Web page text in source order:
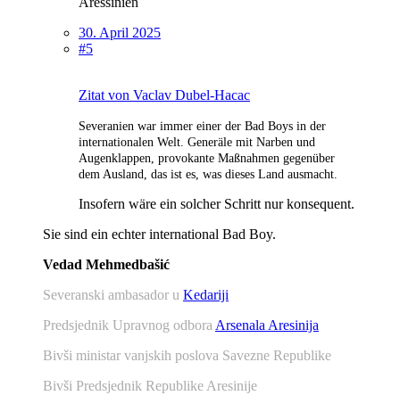
30. April 2025
#5
Zitat von Vaclav Dubel-Hacac
Severanien war immer einer der Bad Boys in der
internationalen Welt. Generäle mit Narben und
Augenklappen, provokante Maßnahmen gegenüber
dem Ausland, das ist es, was dieses Land ausmacht.
Insofern wäre ein solcher Schritt nur konsequent.
Sie sind ein echter international Bad Boy.
Vedad Mehmedbašić
Severanski ambasador u Kedariji
Predsjednik Upravnog odbora Arsenala Aresinija
Bivši ministar vanjskih poslova Savezne Republike
Bivši Predsjednik Republike Aresinije